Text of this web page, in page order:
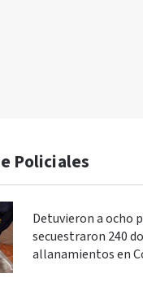
Policiales
Detuvieron a ocho
secuestraron 240
allanamientos en